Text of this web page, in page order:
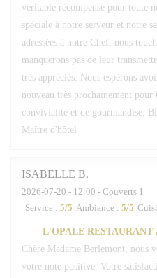
véritable récompense pour toute
spéciale à notre serveur et notre
adressées à notre Chef, nous
manquerons pas de leur
très appréciés. Nous espérons
nouveau très prochainement
convivialité et de gourmandise.
Maître d'hôtel
ISABELLE B
2026-07-20 - 12:00 - Couverts 1
Service : 5/5 Ambiance : 5/5
L'OPALE RESTAURANT
Chère Madame Berlemont, nous
votre note positive. Votre